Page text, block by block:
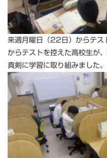
来週月曜日（22日）からテス
からテストを控えた高校生が
真剣に学習に取り組みました。